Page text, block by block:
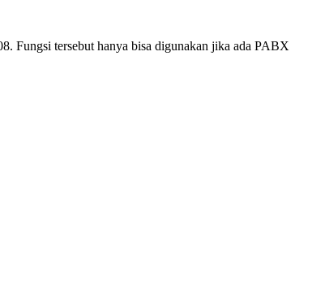
Fungsi tersebut hanya bisa digunakan jika ada PABX